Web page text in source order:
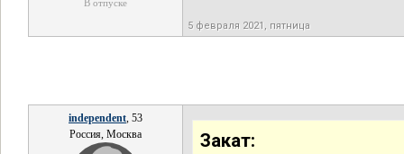
В отпуске
5 февраля 2021, пятница
independent, 53
Россия, Москва
Закат: